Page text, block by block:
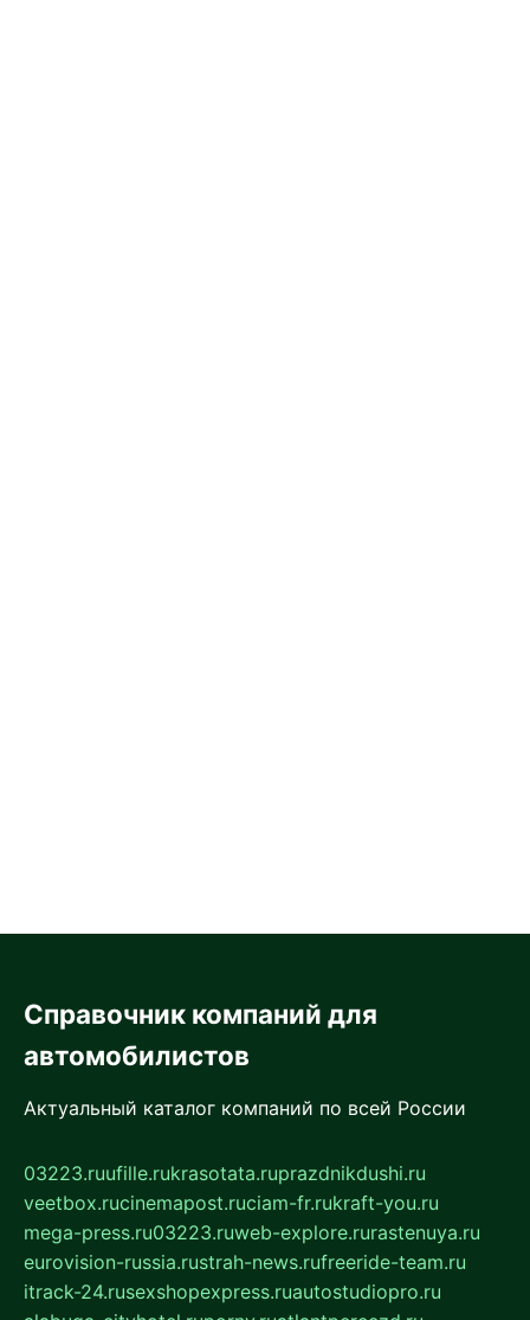
Справочник компаний для
автомобилистов
Актуальный каталог компаний по всей России
03223.ruufille.rukrasotata.ruprazdnikdushi.ru
veetbox.rucinemapost.ruciam-fr.rukraft-you.ru
mega-press.ru03223.ruweb-explore.rurastenuya.ru
eurovision-russia.rustrah-news.rufreeride-team.ru
itrack-24.rusexshopexpress.ruautostudiopro.ru